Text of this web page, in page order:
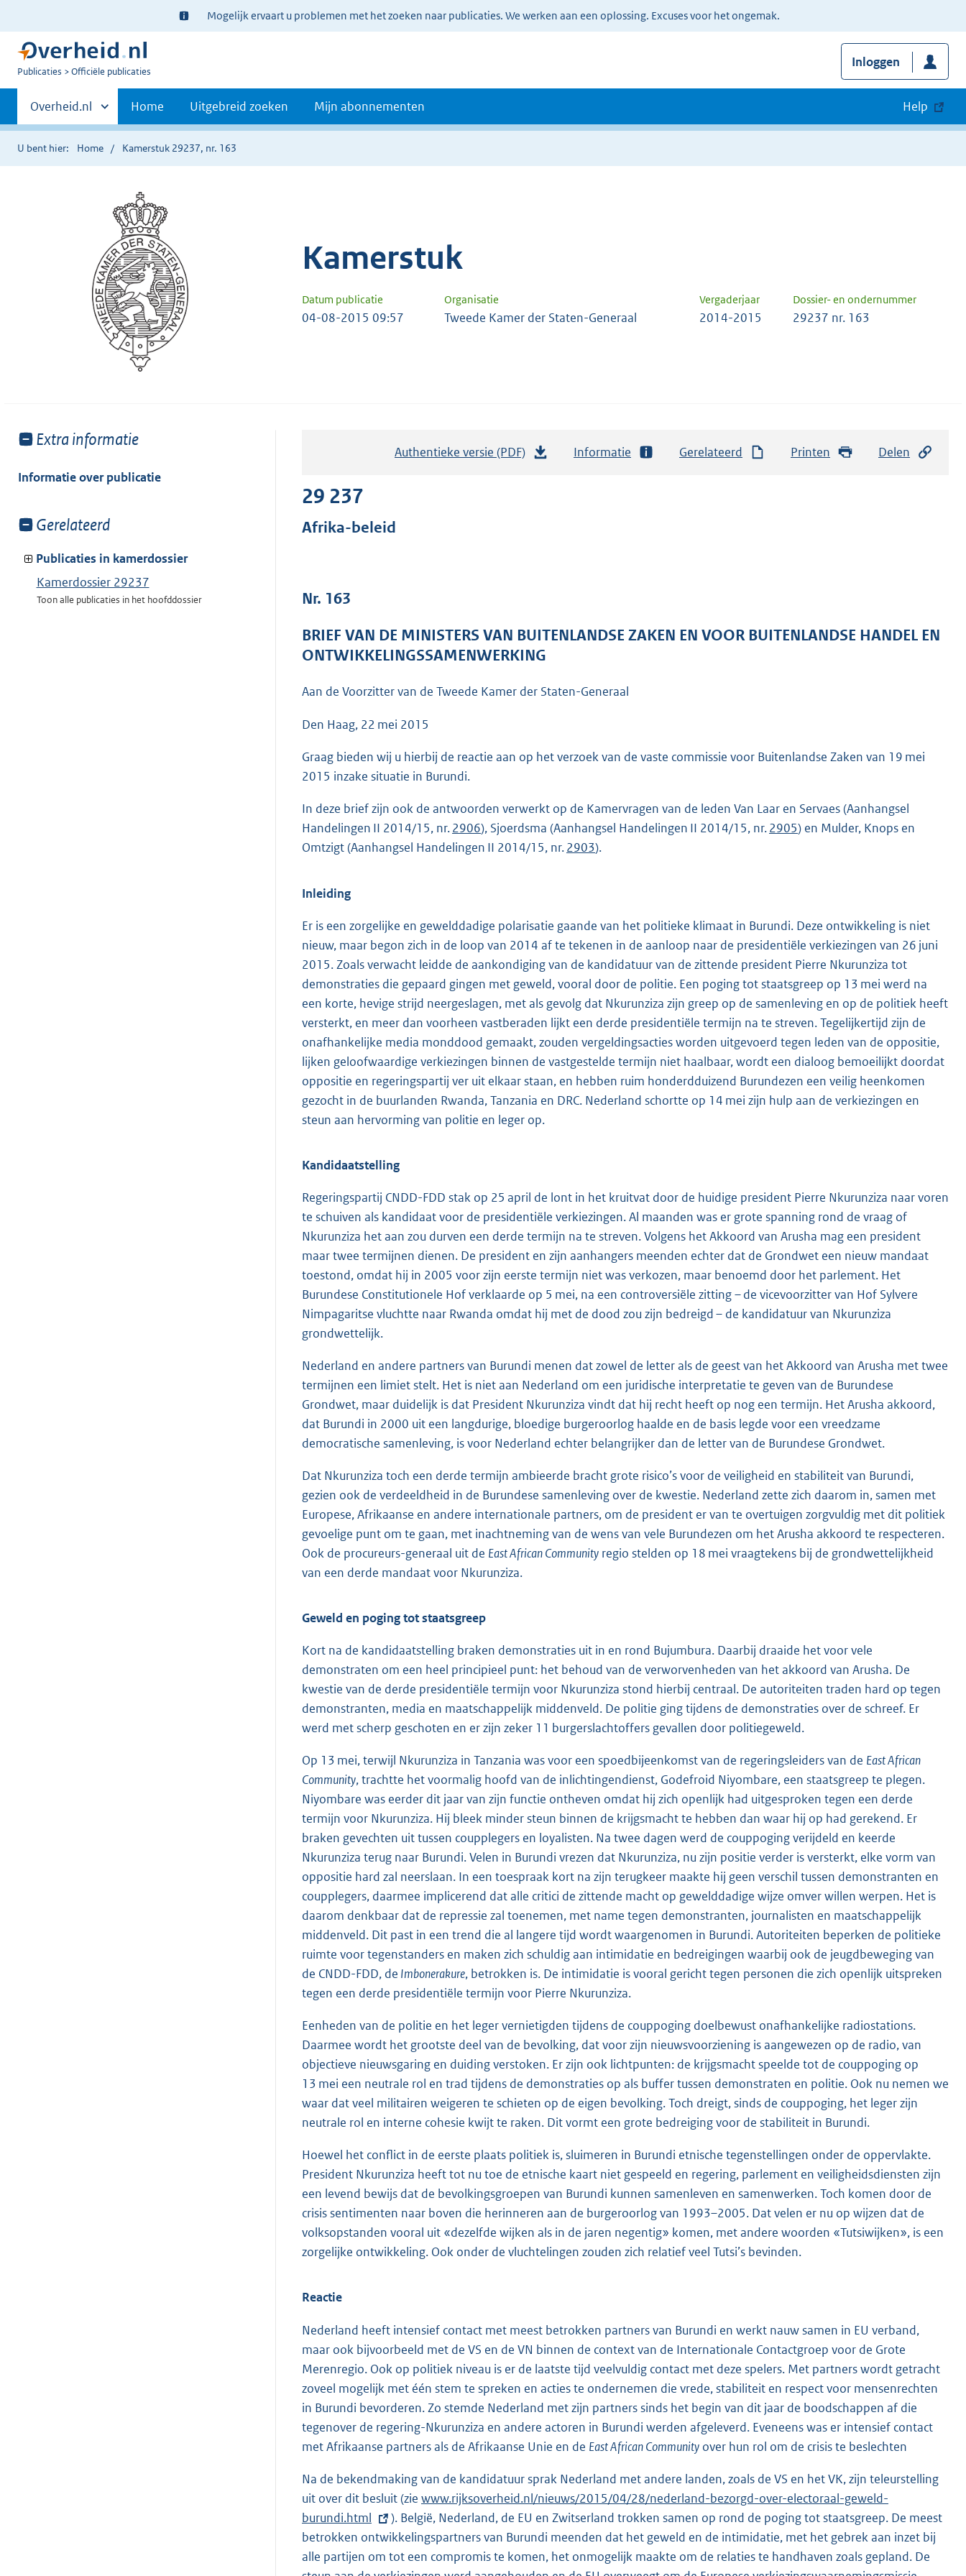
Ter
informatie:
Mogelijk ervaart u problemen met het zoeken naar publicaties. We werken aan een oplossing. Excuses voor het ongemak.
U
Publicaties Officiële publicaties
Inloggen
Primaire
navigatie
Andere
sites
binnen
Overheid.nl Home Uitgebreid zoeken Mijn abonnementen Help
U bent hier: Home Kamerstuk 29237, nr. 163
Kamerstuk
Datum publicatie Organisatie Vergaderjaar Dossier- en ondernummer
04-08-2015 09:57 Tweede Kamer der Staten-Generaal 2014-2015 29237 nr. 163
Toon
van:
Extra informatie
Informatie over publicatie
Toon
van:
Gerelateerd
Publicaties in kamerdossier
Kamerdossier 29237
Toon alle publicaties in het hoofddossier
Authentieke versie (PDF)
r
o
o
t
5
Informatie Gerelateerd Printen Delen
29 237
Afrika-beleid
Nr. 163
BRIEF VAN DE MINISTERS VAN BUITENLANDSE ZAKEN EN VOOR BUITENLANDSE HANDEL EN
ONTWIKKELINGSSAMENWERKING
Aan de Voorzitter van de Tweede Kamer der Staten-Generaal
Den Haag, 22 mei 2015
Graag bieden wij u hierbij de reactie aan op het verzoek van de vaste commissie voor Buitenlandse Zaken van 19 mei
2015 inzake situatie in Burundi.
In deze brief zijn ook de antwoorden verwerkt op de Kamervragen van de leden Van Laar en Servaes (Aanhangsel
Handelingen II 2014/15, nr.2906), Sjoerdsma (Aanhangsel Handelingen II 2014/15, nr.2905) en Mulder, Knops en
Omtzigt (Aanhangsel Handelingen II 2014/15, nr.2903).
Inleiding
Er is een zorgelijke en gewelddadige polarisatie gaande van het politieke klimaat in Burundi. Deze ontwikkeling is niet
nieuw, maar begon zich in de loop van 2014 af te tekenen in de aanloop naar de presidentiële verkiezingen van 26 juni
2015. Zoals verwacht leidde de aankondiging van de kandidatuur van de zittende president Pierre Nkurunziza tot
demonstraties die gepaard gingen met geweld, vooral door de politie. Een poging tot staatsgreep op 13 mei werd na
een korte, hevige strijd neergeslagen, met als gevolg dat Nkurunziza zijn greep op de samenleving en op de politiek heeft
versterkt, en meer dan voorheen vastberaden lijkt een derde presidentiële termijn na te streven. Tegelijkertijd zijn de
onafhankelijke media monddood gemaakt, zouden vergeldingsacties worden uitgevoerd tegen leden van de oppositie,
lijken geloofwaardige verkiezingen binnen de vastgestelde termijn niet haalbaar, wordt een dialoog bemoeilijkt doordat
oppositie en regeringspartij ver uit elkaar staan, en hebben ruim honderdduizend Burundezen een veilig heenkomen
gezocht in de buurlanden Rwanda, Tanzania en DRC. Nederland schortte op 14 mei zijn hulp aan de verkiezingen en
steun aan hervorming van politie en leger op.
Kandidaatstelling
Regeringspartij CNDD-FDD stak op 25 april de lont in het kruitvat door de huidige president Pierre Nkurunziza naar voren
te schuiven als kandidaat voor de presidentiële verkiezingen. Al maanden was er grote spanning rond de vraag of
Nkurunziza het aan zou durven een derde termijn na te streven. Volgens het Akkoord van Arusha mag een president
maar twee termijnen dienen. De president en zijn aanhangers meenden echter dat de Grondwet een nieuw mandaat
toestond, omdat hij in 2005 voor zijn eerste termijn niet was verkozen, maar benoemd door het parlement. Het
Burundese Constitutionele Hof verklaarde op 5 mei, na een controversiële zitting – de vicevoorzitter van Hof Sylvere
Nimpagaritse vluchtte naar Rwanda omdat hij met de dood zou zijn bedreigd – de kandidatuur van Nkurunziza
grondwettelijk.
Nederland en andere partners van Burundi menen dat zowel de letter als de geest van het Akkoord van Arusha met twee
termijnen een limiet stelt. Het is niet aan Nederland om een juridische interpretatie te geven van de Burundese
Grondwet, maar duidelijk is dat President Nkurunziza vindt dat hij recht heeft op nog een termijn. Het Arusha akkoord,
dat Burundi in 2000 uit een langdurige, bloedige burgeroorlog haalde en de basis legde voor een vreedzame
democratische samenleving, is voor Nederland echter belangrijker dan de letter van de Burundese Grondwet.
Dat Nkurunziza toch een derde termijn ambieerde bracht grote risico’s voor de veiligheid en stabiliteit van Burundi,
gezien ook de verdeeldheid in de Burundese samenleving over de kwestie. Nederland zette zich daarom in, samen met
Europese, Afrikaanse en andere internationale partners, om de president er van te overtuigen zorgvuldig met dit politiek
gevoelige punt om te gaan, met inachtneming van de wens van vele Burundezen om het Arusha akkoord te respecteren.
Ook de procureurs-generaal uit de East African Community regio stelden op 18 mei vraagtekens bij de grondwettelijkheid
van een derde mandaat voor Nkurunziza.
Geweld en poging tot staatsgreep
Kort na de kandidaatstelling braken demonstraties uit in en rond Bujumbura. Daarbij draaide het voor vele
demonstraten om een heel principieel punt: het behoud van de verworvenheden van het akkoord van Arusha. De
kwestie van de derde presidentiële termijn voor Nkurunziza stond hierbij centraal. De autoriteiten traden hard op tegen
demonstranten, media en maatschappelijk middenveld. De politie ging tijdens de demonstraties over de schreef. Er
werd met scherp geschoten en er zijn zeker 11 burgerslachtoffers gevallen door politiegeweld.
Op 13 mei, terwijl Nkurunziza in Tanzania was voor een spoedbijeenkomst van de regeringsleiders van de East African
Community, trachtte het voormalig hoofd van de inlichtingendienst, Godefroid Niyombare, een staatsgreep te plegen.
Niyombare was eerder dit jaar van zijn functie ontheven omdat hij zich openlijk had uitgesproken tegen een derde
termijn voor Nkurunziza. Hij bleek minder steun binnen de krijgsmacht te hebben dan waar hij op had gerekend. Er
braken gevechten uit tussen coupplegers en loyalisten. Na twee dagen werd de couppoging verijdeld en keerde
Nkurunziza terug naar Burundi. Velen in Burundi vrezen dat Nkurunziza, nu zijn positie verder is versterkt, elke vorm van
oppositie hard zal neerslaan. In een toespraak kort na zijn terugkeer maakte hij geen verschil tussen demonstranten en
coupplegers, daarmee implicerend dat alle critici de zittende macht op gewelddadige wijze omver willen werpen. Het is
daarom denkbaar dat de repressie zal toenemen, met name tegen demonstranten, journalisten en maatschappelijk
middenveld. Dit past in een trend die al langere tijd wordt waargenomen in Burundi. Autoriteiten beperken de politieke
ruimte voor tegenstanders en maken zich schuldig aan intimidatie en bedreigingen waarbij ook de jeugdbeweging van
de CNDD-FDD, de Imbonerakure, betrokken is. De intimidatie is vooral gericht tegen personen die zich openlijk uitspreken
tegen een derde presidentiële termijn voor Pierre Nkurunziza.
Eenheden van de politie en het leger vernietigden tijdens de couppoging doelbewust onafhankelijke radiostations.
Daarmee wordt het grootste deel van de bevolking, dat voor zijn nieuwsvoorziening is aangewezen op de radio, van
objectieve nieuwsgaring en duiding verstoken. Er zijn ook lichtpunten: de krijgsmacht speelde tot de couppoging op
13 mei een neutrale rol en trad tijdens de demonstraties op als buffer tussen demonstraten en politie. Ook nu nemen we
waar dat veel militairen weigeren te schieten op de eigen bevolking. Toch dreigt, sinds de couppoging, het leger zijn
neutrale rol en interne cohesie kwijt te raken. Dit vormt een grote bedreiging voor de stabiliteit in Burundi.
Hoewel het conflict in de eerste plaats politiek is, sluimeren in Burundi etnische tegenstellingen onder de oppervlakte.
President Nkurunziza heeft tot nu toe de etnische kaart niet gespeeld en regering, parlement en veiligheidsdiensten zijn
een levend bewijs dat de bevolkingsgroepen van Burundi kunnen samenleven en samenwerken. Toch komen door de
crisis sentimenten naar boven die herinneren aan de burgeroorlog van 1993–2005. Dat velen er nu op wijzen dat de
volksopstanden vooral uit «dezelfde wijken als in de jaren negentig» komen, met andere woorden «Tutsiwijken», is een
zorgelijke ontwikkeling. Ook onder de vluchtelingen zouden zich relatief veel Tutsi’s bevinden.
Reactie
Nederland heeft intensief contact met meest betrokken partners van Burundi en werkt nauw samen in EU verband,
maar ook bijvoorbeeld met de VS en de VN binnen de context van de Internationale Contactgroep voor de Grote
Merenregio. Ook op politiek niveau is er de laatste tijd veelvuldig contact met deze spelers. Met partners wordt getracht
zoveel mogelijk met één stem te spreken en acties te ondernemen die vrede, stabiliteit en respect voor mensenrechten
in Burundi bevorderen. Zo stemde Nederland met zijn partners sinds het begin van dit jaar de boodschappen af die
tegenover de regering-Nkurunziza en andere actoren in Burundi werden afgeleverd. Eveneens was er intensief contact
met Afrikaanse partners als de Afrikaanse Unie en de East African Community over hun rol om de crisis te beslechten
Na de bekendmaking van de kandidatuur sprak Nederland met andere landen, zoals de VS en het VK, zijn teleurstelling
uit over dit besluit (zie E
x
t
e
www.rijksoverheid.nl/nieuws/2015/04/28/nederland-bezorgd-over-electoraal-geweld-
burundi.html
). België, Nederland, de EU en Zwitserland trokken samen op rond de poging tot staatsgreep. De meest
betrokken ontwikkelingspartners van Burundi meenden dat het geweld en de intimidatie, met het gebrek aan inzet bij
alle partijen om tot een compromis te komen, het onmogelijk maakte om de relaties te handhaven zoals gepland. De